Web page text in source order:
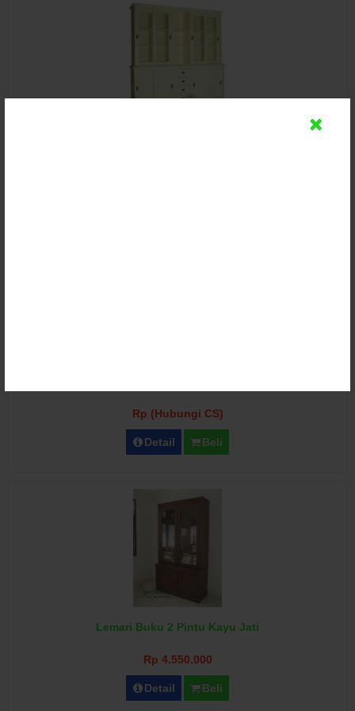
Rp (Hubungi CS)
Detail Beli
Lemari Buku 2 Pintu Kayu Jati
Rp 4.550.000
Detail Beli